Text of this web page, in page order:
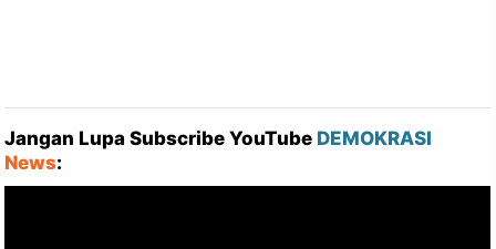
Jangan Lupa Subscribe YouTube DEMOKRASI
News: